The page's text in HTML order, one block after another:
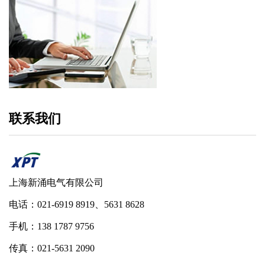
联系我们
上海新涌电气有限公司
电话：021-6919 8919、5631 8628
手机：138 1787 9756
传真：021-5631 2090